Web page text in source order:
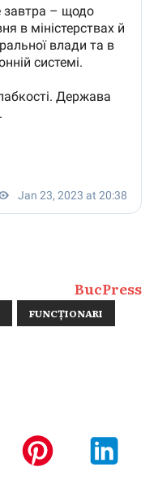
BucPress
FUNCȚIONARI